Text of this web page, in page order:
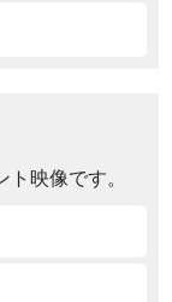
映像です。